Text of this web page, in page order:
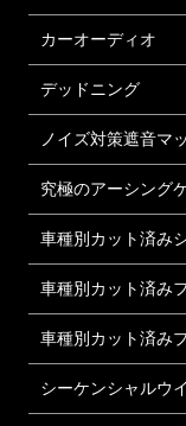
カーオーディオ
デッドニング
ノイズ対策遮音マ
究極のアーシング
車種別カット済み
車種別カット済み
車種別カット済み
シーケンシャルウ